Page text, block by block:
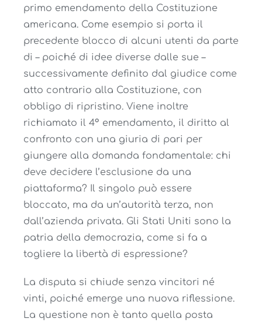
primo emendamento della Costituzione
americana. Come esempio si porta il
precedente blocco di alcuni utenti da parte
di – poiché di idee diverse dalle sue –
successivamente definito dal giudice come
atto contrario alla Costituzione, con
obbligo di ripristino. Viene inoltre
richiamato il 4° emendamento, il diritto al
confronto con una giuria di pari per
giungere alla domanda fondamentale: chi
deve decidere l’esclusione da una
piattaforma? Il singolo può essere
bloccato, ma da un’autorità terza, non
dall’azienda privata. Gli Stati Uniti sono la
patria della democrazia, come si fa a
togliere la libertà di espressione?
La disputa si chiude senza vincitori né
vinti, poiché emerge una nuova riflessione.
La questione non è tanto quella posta